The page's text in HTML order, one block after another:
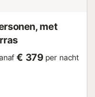
met
€ 379 per nacht